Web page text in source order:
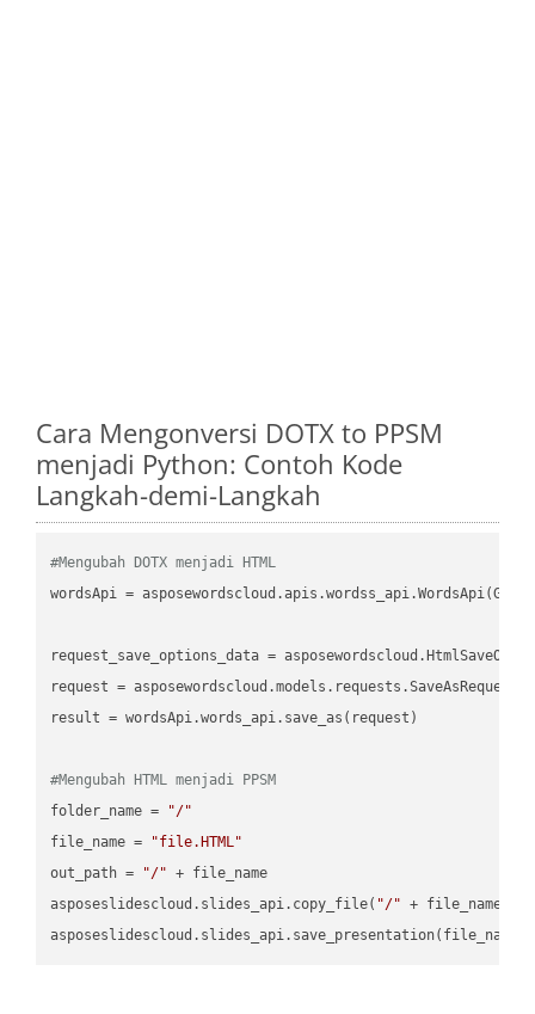
Cara Mengonversi DOTX to PPSM
menjadi Python: Contoh Kode
Langkah-demi-Langkah
#Mengubah DOTX menjadi HTML
wordsApi =
request_save_options_data =
request =
result = wordsApi.words_api.save_as(request)
#Mengubah HTML menjadi PPSM
folder_name =
"/"
file_name =
"file.HTML"
out_path =
"/" + file_name
asposeslidescloud.slides_api.copy_file( "/" + file_name,